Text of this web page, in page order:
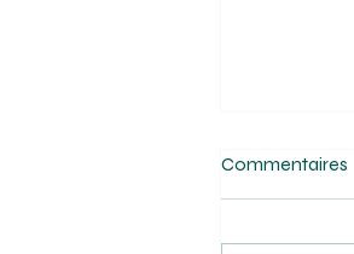
Commentaires